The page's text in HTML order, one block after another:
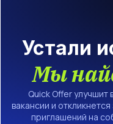
Устали
Мы
Quick Offer
вакансии и
приглашений на